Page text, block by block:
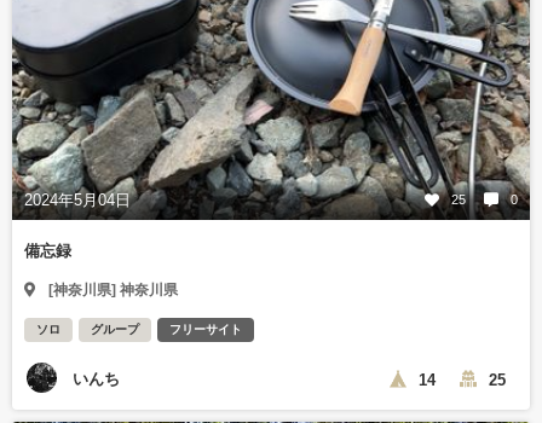
2024年5月04日 25 0
備忘録
[神奈川県] 神奈川県
ソロ グループ フリーサイト
いんち 14 25